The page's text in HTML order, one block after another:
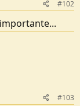
#102
#103